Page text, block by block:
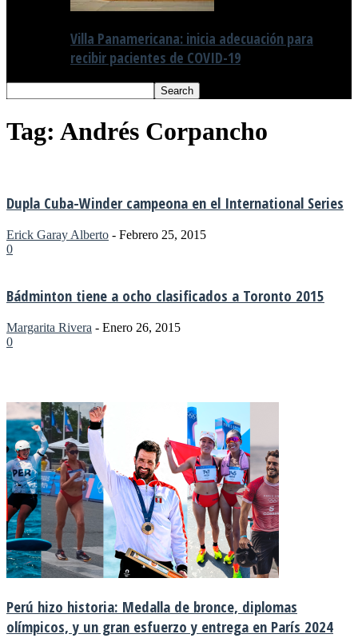
Villa Panamericana: inicia adecuación para
recibir pacientes de COVID-19
Tag: Andrés Corpancho
Dupla Cuba-Winder campeona en el International Series
Erick Garay Alberto - Febrero 25, 2015
0
Bádminton tiene a ocho clasificados a Toronto 2015
Margarita Rivera - Enero 26, 2015
0
Perú hizo historia: Medalla de bronce, diplomas
olímpicos, y un gran esfuerzo y entrega en París 2024